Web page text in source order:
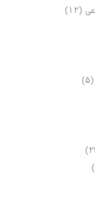
(12)
(5)